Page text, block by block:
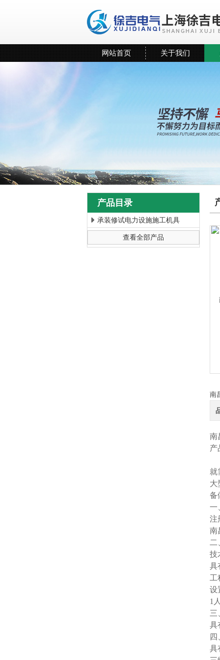
上海徐吉电气有限公司
网站首页 关于我们
产品目录
承装修试电力设施施工机具
查看全部产品
南
南
产
就
大
备
一
注
南
二
技
具
工
设
1
三
具
具